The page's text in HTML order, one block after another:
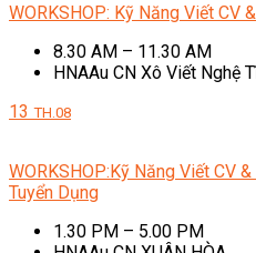
WORKSHOP: Kỹ Năng Viết CV
8.30 AM – 11.30 AM
HNAAu CN Xô Viết Nghệ
13 TH.08
WORKSHOP:Kỹ Năng Viết CV
Tuyển Dụng
1.30 PM – 5.00 PM